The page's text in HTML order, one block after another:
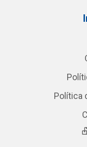
Política